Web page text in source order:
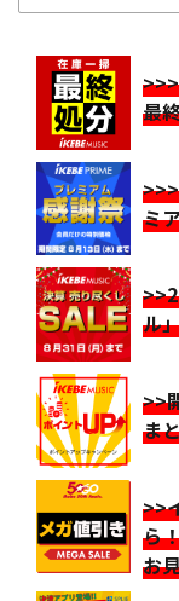
最
ミ
ル
>>
ま
>>
ら
お